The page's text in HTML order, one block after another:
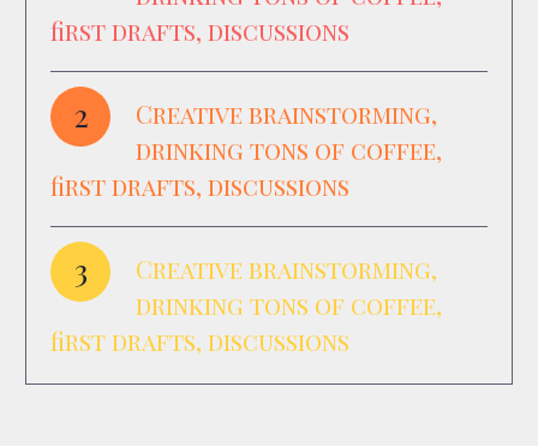
first drafts, discussions
2
Creative brainstorming,
drinking tons of coffee,
first drafts, discussions
3
Creative brainstorming,
drinking tons of coffee,
first drafts, discussions